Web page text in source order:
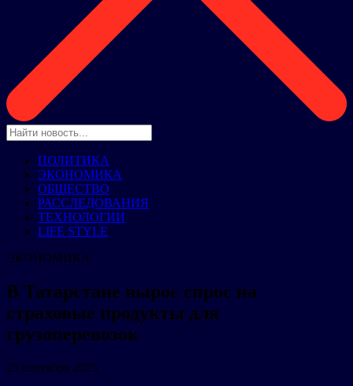
ПОЛИТИКА
ЭКОНОМИКА
ОБЩЕСТВО
РАССЛЕДОВАНИЯ
ТЕХНОЛОГИИ
LIFE STYLE
ЭКОНОМИКА
В Татарстане вырос спрос на
страховые продукты для
грузоперевозок
25 сентября 2025